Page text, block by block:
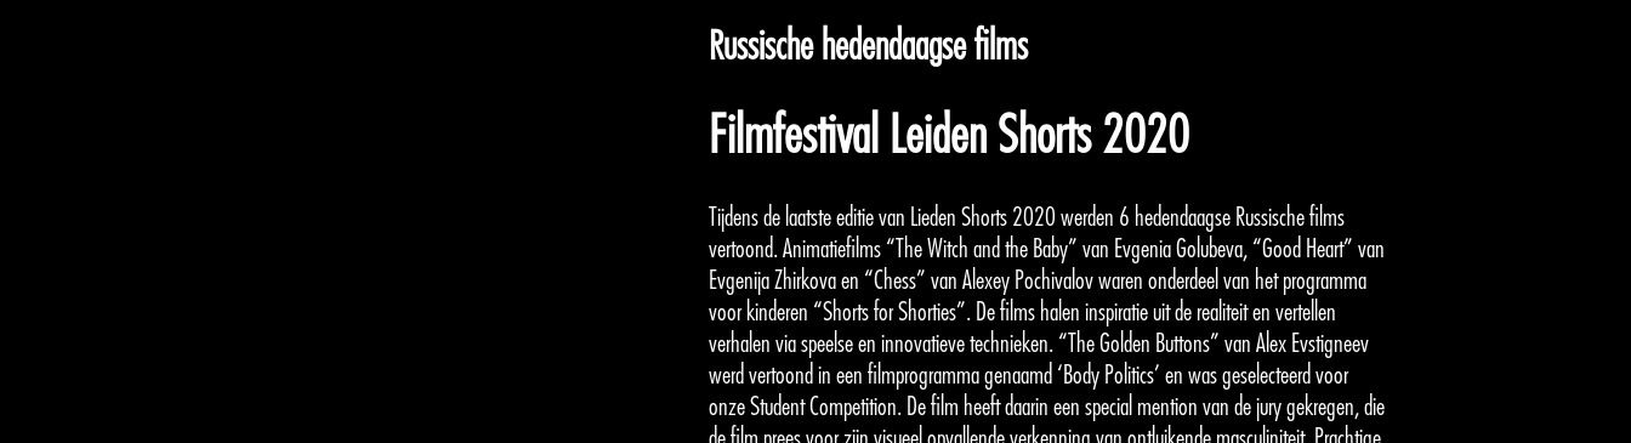
Russische hedendaagse films
Filmfestival Leiden Shorts 2020
Tijdens de laatste editie van Lieden Shorts 2020 werden 6 hedendaagse Russische films
vertoond. Animatiefilms “The Witch and the Baby” van Evgenia Golubeva, “Good Heart” van
Evgenija Zhirkova en “Chess” van Alexey Pochivalov waren onderdeel van het programma
voor kinderen “Shorts for Shorties”. De films halen inspiratie uit de realiteit en vertellen
verhalen via speelse en innovatieve technieken. “The Golden Buttons” van Alex Evstigneev
werd vertoond in een filmprogramma genaamd ‘Body Politics’ en was geselecteerd voor
onze Student Competition. De film heeft daarin een special mention van de jury gekregen, die